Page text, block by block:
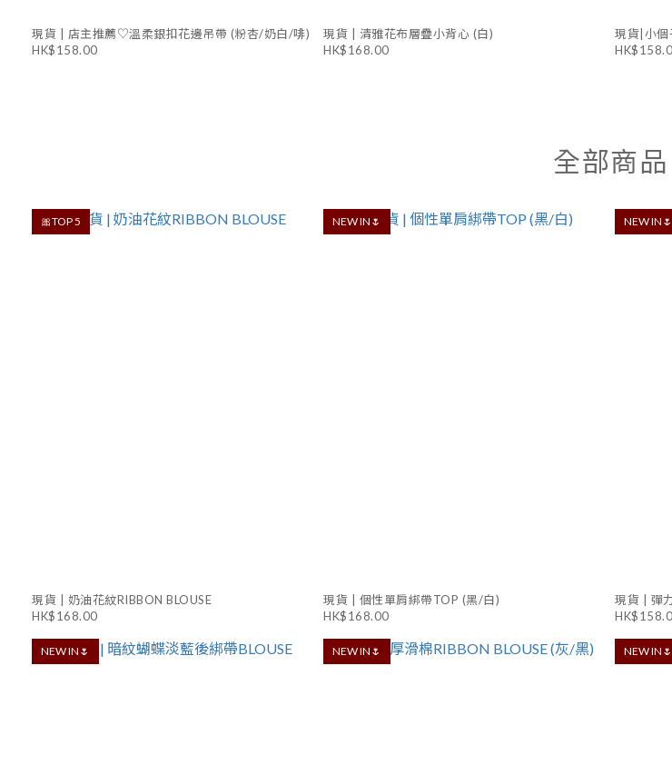
現貨 | 店主推薦♡溫柔銀扣花邊吊帶 (粉杏/奶白/啡)
HK$158.00
現貨 | 清雅花布層疊小背心 (白)
HK$168.00
現貨|小
全部商品
🎀TOP 5
現貨 | 奶油花紋RIBBON BLOUSE
HK$168.00
NEW IN🌷
現貨 | 個性單肩綁帶TOP (黑/白)
HK$168.00
NEW IN🌷
現貨 | 彈
NEW IN🌷 NEW IN🌷 NEW IN🌷